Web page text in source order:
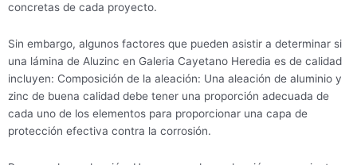
concretas de cada proyecto.
Sin embargo, algunos factores que pueden asistir a determinar si
una lámina de Aluzinc en Galeria Cayetano Heredia es de calidad
incluyen: Composición de la aleación: Una aleación de aluminio y
zinc de buena calidad debe tener una proporción adecuada de
cada uno de los elementos para proporcionar una capa de
protección efectiva contra la corrosión.